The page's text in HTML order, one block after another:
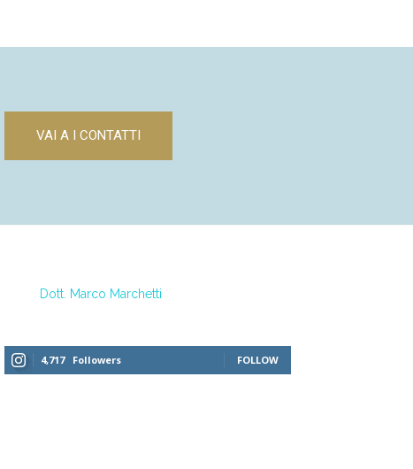
VAI A I CONTATTI
Dott. Marco Marchetti
4,717 Followers FOLLOW